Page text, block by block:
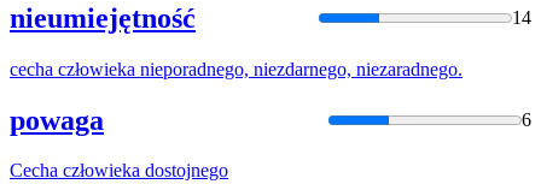
nieumiejętność 14
cecha człowieka nieporadnego, niezdarnego, niezaradnego.
powaga 6
Cecha człowieka dostojnego